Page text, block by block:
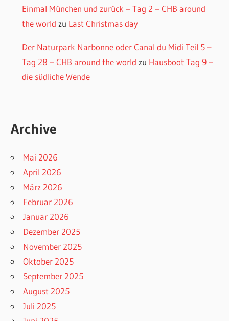
Einmal München und zurück – Tag 2 – CHB around
the world zu Last Christmas day
Der Naturpark Narbonne oder Canal du Midi Teil 5 –
Tag 28 – CHB around the world zu Hausboot Tag 9 –
die südliche Wende
Archive
Mai 2026
April 2026
März 2026
Februar 2026
Januar 2026
Dezember 2025
November 2025
Oktober 2025
September 2025
August 2025
Juli 2025